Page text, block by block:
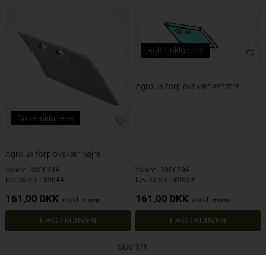
Bolte inkluderet
Agrolux forplovskær højre
Varenr.: 380644A
Lev. varenr.: 80644
161,00 DKK ekskl. moms
Bolte inkluderet
Agrolux forplovskær venstre
Varenr.: 380639A
Lev. varenr.: 80639
161,00 DKK ekskl. moms
Side 1/1